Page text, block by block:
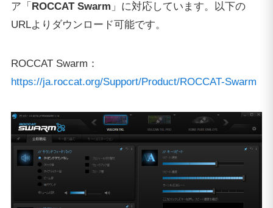
ア「 ROCCAT Swarm 」に対応しています。以下の
URLよりダウンロード可能です。
ROCCAT Swarm：
https://ja.roccat.org/Support/Product/ROCCAT-Swarm